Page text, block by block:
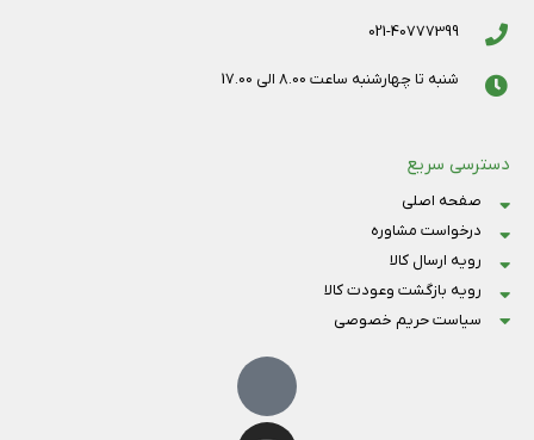
021-40777399
شنبه تا چهارشنبه ساعت 8.00 الی 17.00
دسترسی سریع
صفحه اصلی
درخواست مشاوره
رویه ارسال کالا
رویه بازگشت وعودت کالا
سیاست حریم خصوصی